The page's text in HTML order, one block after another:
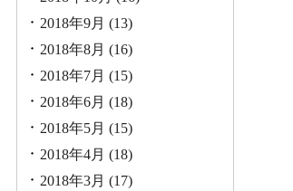
2018年9月 (13)
2018年8月 (16)
2018年7月 (15)
2018年6月 (18)
2018年5月 (15)
2018年4月 (18)
2018年3月 (17)